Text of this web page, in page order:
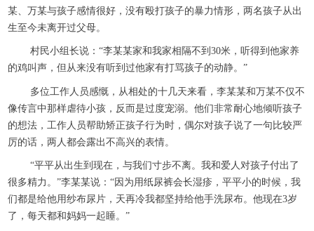
某、万某与孩子感情很好，没有殴打孩子的暴力情形，两名孩子从出
生至今未离开过父母。
村民小组长说：“李某某家和我家相隔不到30米，听得到他家养
的鸡叫声，但从来没有听到过他家有打骂孩子的动静。”
多位工作人员感慨，从相处的十几天来看，李某某和万某不仅不
像传言中那样虐待小孩，反而是过度宠溺。他们非常耐心地倾听孩子
的想法，工作人员帮助矫正孩子行为时，偶尔对孩子说了一句比较严
厉的话，两人都会露出不高兴的表情。
“平平从出生到现在，与我们寸步不离。我和爱人对孩子付出了
很多精力。”李某某说：“因为用纸尿裤会长湿疹，平平小的时候，我
们都是给他用纱布尿片，天再冷我都坚持给他手洗尿布。他现在3岁
了，每天都和妈妈一起睡。”